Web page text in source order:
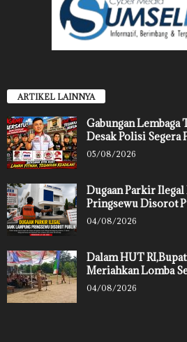
ARTIKEL LAINNYA
Gabungan Lembaga
Desak Polisi Segera
05/08/2026
Dugaan Parkir
Pringsewu Disorot
04/08/2026
Dalam HUT
Meriahkan Lomba
04/08/2026